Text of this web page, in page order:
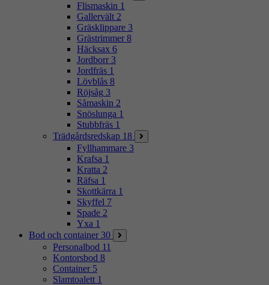
Flismaskin 1
Gallervält 2
Gräsklippare 3
Grästrimmer 8
Häcksax 6
Jordborr 3
Jordfräs 1
Lövblås 8
Röjsåg 3
Såmaskin 2
Snöslunga 1
Stubbfräs 1
Trädgårdsredskap 18
Fyllhammare 3
Krafsa 1
Kratta 2
Räfsa 1
Skottkärra 1
Skyffel 7
Spade 2
Yxa 1
Bod och container 30
Personalbod 11
Kontorsbod 8
Container 5
Slamtoalett 1